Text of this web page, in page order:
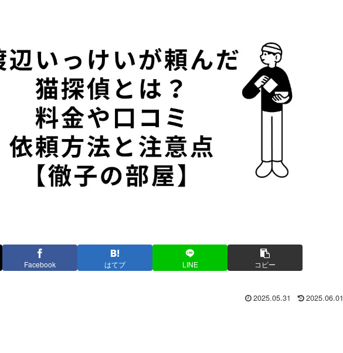
Facebook はてブ LINE コピー
2025.05.31 2025.06.01